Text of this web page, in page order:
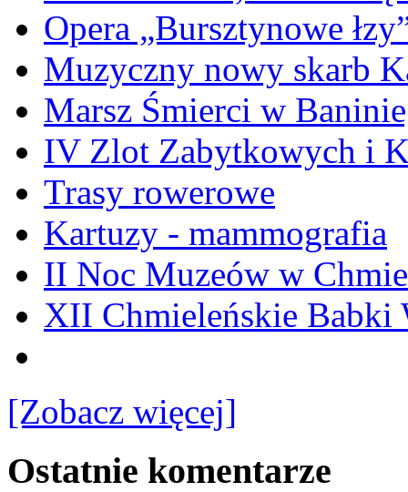
Opera „Bursztynowe
Muzyczny nowy skarb
Marsz Śmierci w
IV Zlot Zabytkowych i
Trasy rowerowe
Kartuzy - mammografia
II Noc Muzeów w
XII Chmieleńskie Babki
[Zobacz więcej]
Ostatnie komentarze